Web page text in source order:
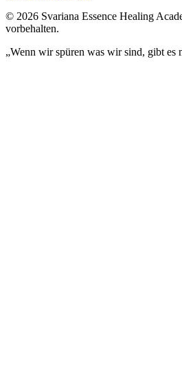
© 2026 Svariana Essence Healing
vorbehalten.
„Wenn wir spüren was wir sind, gibt es